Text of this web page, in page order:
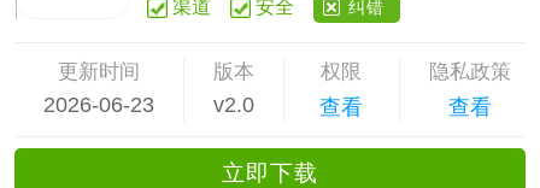
渠道 安全 纠错
更新时间
2026-06-23
版本
v2.0
权限
查看
隐私政策
查看
立即下载